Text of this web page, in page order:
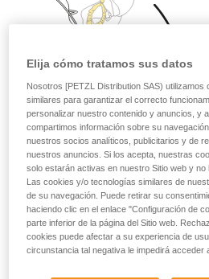
Elija cómo tratamos sus datos
Nosotros [PETZL Distribution SAS) utilizamos
similares para garantizar el correcto
personalizar nuestro contenido y anuncios, y
compartimos información sobre su
nuestros socios analíticos, publicitarios y de
nuestros anuncios. Si los acepta, nuestras
solo estarán activas en nuestro Sitio web y no
Las cookies y/o tecnologías similares de
de su navegación. Puede retirar su
haciendo clic en el enlace "Configuración de
parte inferior de la página del Sitio web.
cookies puede afectar a su experiencia de
circunstancia tal negativa le impedirá acceder